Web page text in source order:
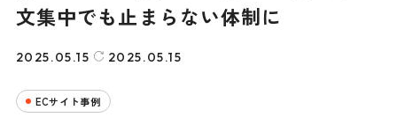
文集中でも止まらない体制に
2025.05.15 2025.05.15
ECサイト事例